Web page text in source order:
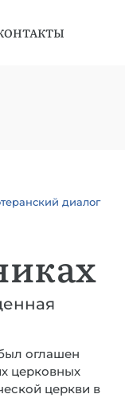
диалог
оглашен
церковных
церкви в